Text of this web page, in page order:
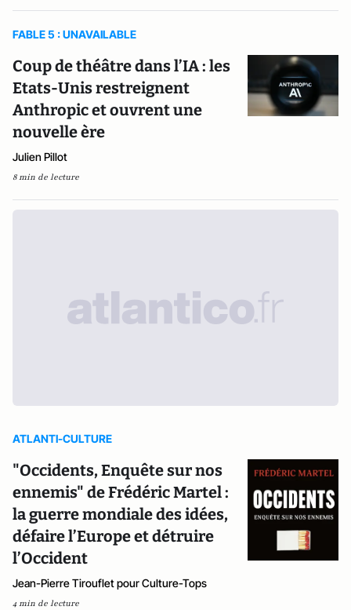
FABLE 5 : UNAVAILABLE
Coup de théâtre dans l’IA : les
Etats-Unis restreignent
Anthropic et ouvrent une
nouvelle ère
Julien Pillot
8 min de lecture
ATLANTI-CULTURE
"Occidents, Enquête sur nos
ennemis" de Frédéric Martel :
la guerre mondiale des idées,
défaire l’Europe et détruire
l’Occident
Jean-Pierre Tirouflet pour Culture-Tops
4 min de lecture